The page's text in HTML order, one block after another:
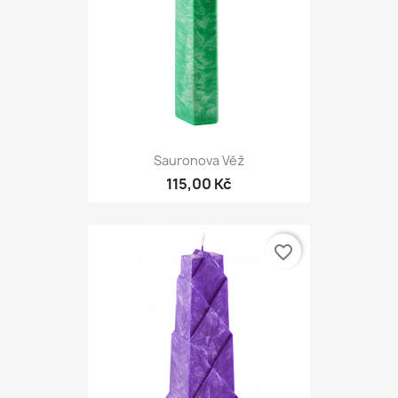
Sauronova Věž
115,00 Kč
favorite_border